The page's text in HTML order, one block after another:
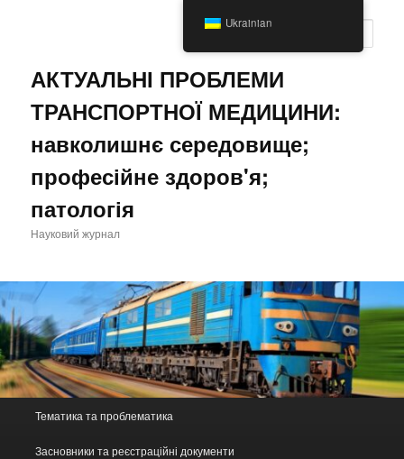
АКТУАЛЬНІ ПРОБЛЕМИ
ТРАНСПОРТНОЇ МЕДИЦИНИ:
навколишнє середовище;
професійне здоров'я;
патологія
Науковий журнал
Тематика та проблематика
Засновники та реєстраційні документи
Ukrainian